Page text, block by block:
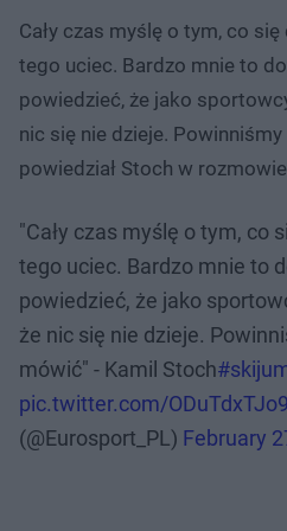
Cały czas myślę o tym, co
tego uciec. Bardzo mnie to
powiedzieć, że jako
nic się nie dzieje.
powiedział Stoch w
"Cały czas myślę o tym, co
tego uciec. Bardzo mnie to
powiedzieć, że jako
że nic się nie dzieje.
mówić" - Kamil Stoch
pic.twitter.com/ODuTdxTJo9
(@Eurosport_PL) February